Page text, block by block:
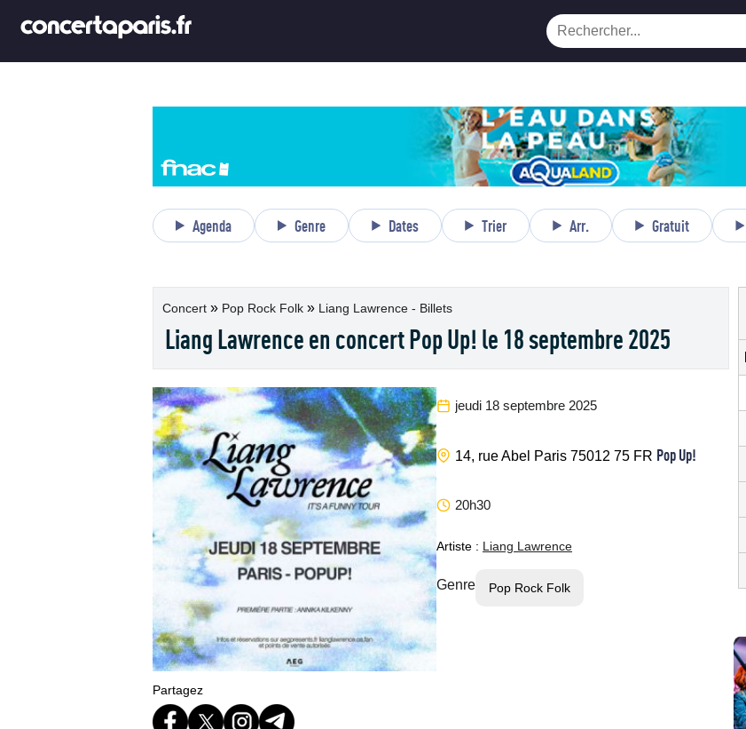
Agenda Genre Dates Trier Arr. Gratuit
Concert » Pop Rock Folk » Liang Lawrence - Billets
Liang Lawrence en concert Pop Up! le 18 septembre 2025
jeudi 18 septembre 2025
14, rue Abel Paris 75012 75 FR Pop Up!
20h30
Artiste : Liang Lawrence
Genre Pop Rock Folk
Partagez